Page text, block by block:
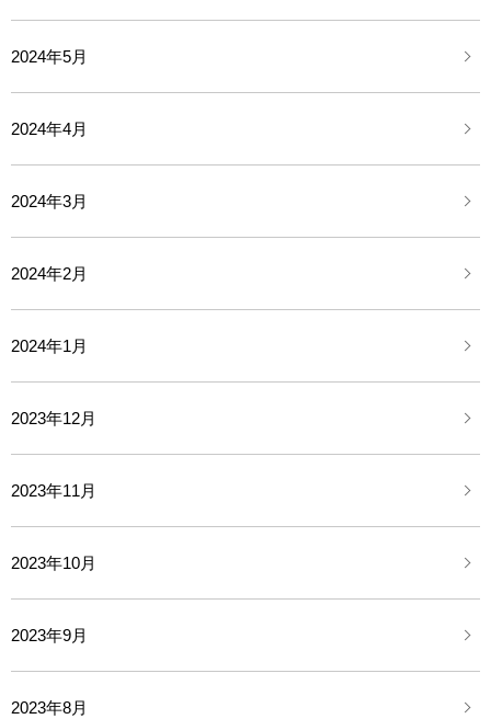
2024年5月
2024年4月
2024年3月
2024年2月
2024年1月
2023年12月
2023年11月
2023年10月
2023年9月
2023年8月